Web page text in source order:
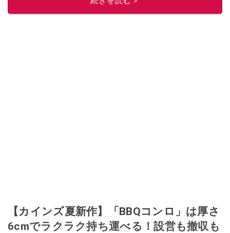
【カインズ夏新作】「BBQコンロ」は厚さ
6cmでラクラク持ち運べる！設営も撤収も